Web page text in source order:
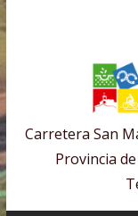
Carretera San
Provincia